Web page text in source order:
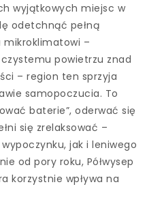
wyjątkowych miejsc w
odetchnąć pełną
mikroklimatowi –
powietrzu znad
– region ten sprzyja
samopoczucia. To
baterie”, oderwać się
się zrelaksować –
jak i leniwego
od pory roku, Półwysep
korzystnie wpływa na